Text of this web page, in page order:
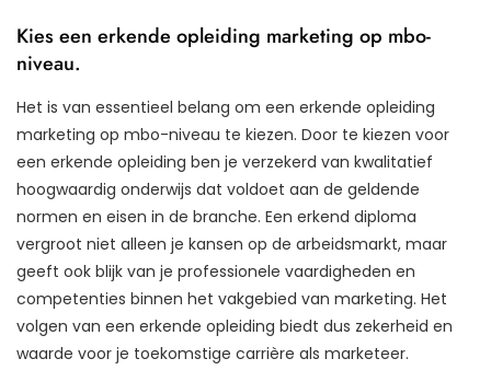
Kies een erkende opleiding marketing op mbo-
niveau.
Het is van essentieel belang om een erkende opleiding
marketing op mbo-niveau te kiezen. Door te kiezen voor
een erkende opleiding ben je verzekerd van kwalitatief
hoogwaardig onderwijs dat voldoet aan de geldende
normen en eisen in de branche. Een erkend diploma
vergroot niet alleen je kansen op de arbeidsmarkt, maar
geeft ook blijk van je professionele vaardigheden en
competenties binnen het vakgebied van marketing. Het
volgen van een erkende opleiding biedt dus zekerheid en
waarde voor je toekomstige carrière als marketeer.